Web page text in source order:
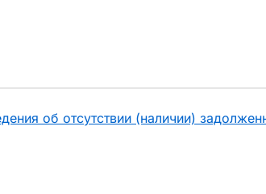
об отсутствии (наличии)